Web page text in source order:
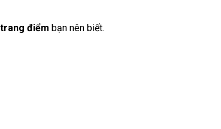
điểm bạn nên biết.